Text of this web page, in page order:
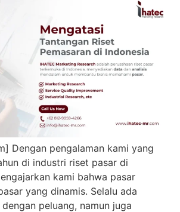
Dengan pengalaman kami yang
di industri riset pasar di
kami bahwa pasar
yang dinamis. Selalu ada
peluang, namun juga